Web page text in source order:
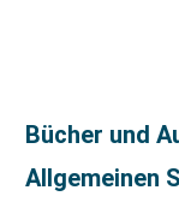
Bücher und
Allgemeinen